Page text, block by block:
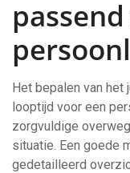
Het bepalen van
looptijd voor een
zorgvuldige
situatie. Een goede
gedetailleerd